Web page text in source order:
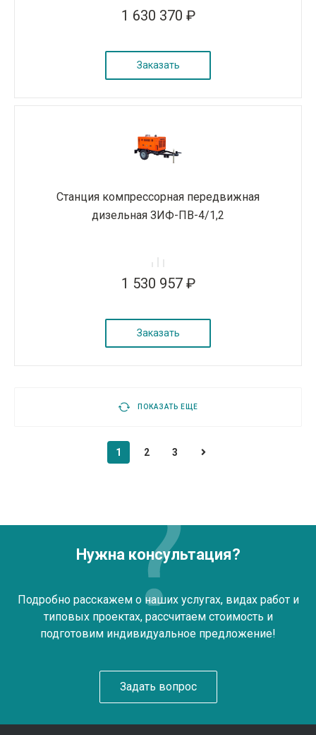
1 630 370 ₽
Заказать
Станция компрессорная передвижная
дизельная ЗИФ-ПВ-4/1,2
1 530 957 ₽
Заказать
ПОКАЗАТЬ ЕЩЕ
1 2 3
Нужна консультация?
Подробно расскажем о наших услугах, видах работ и
типовых проектах, рассчитаем стоимость и
подготовим индивидуальное предложение!
Задать вопрос